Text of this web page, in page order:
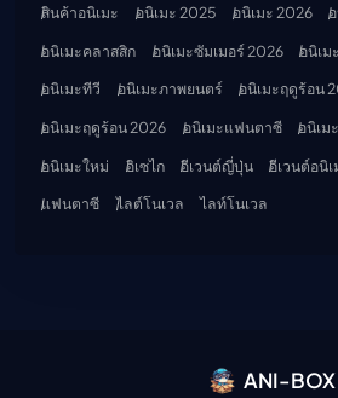
สินค้าอนิเมะ
อนิเมะ 2025 อนิเมะ 2026
อนิเมะคลาสสิก
อนิเมะซัมเมอร์ 2026 อนิเม
อนิเมะทีวี
อนิเมะภาพยนตร์
อนิเมะฤดูร้อน
อนิเมะฤดูร้อน 2026
อนิเมะแฟนตาซี
อนิเม
อนิเมะใหม่
อิเซไก อีเวนต์ญี่ปุ่น อีเวนต์อนิเ
แฟนตาซี
ไลต์โนเวล ไลท์โนเวล
ANI-BOX